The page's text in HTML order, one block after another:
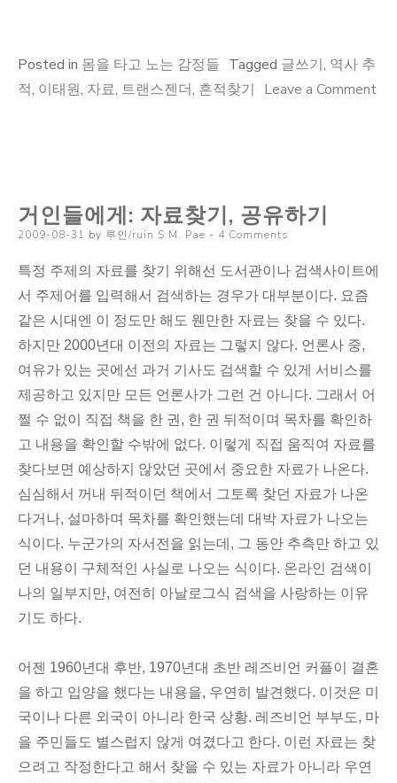
Posted in 몸을 타고 노는 감정들 Tagged 글쓰기, 역사 추
적, 이태원, 자료, 트랜스젠더, 흔적찾기 Leave a Comment
트
랜
스
젠
더:
흔
적
을
찾
는
과
정
거인들에게: 자료찾기, 공유하기
Posted
2009-08-31 by 루인/ruin S.M. Pae 4 Comments
특정 주제의 자료를 찾기 위해선 도서관이나 검색사이트에
서 주제어를 입력해서 검색하는 경우가 대부분이다. 요즘
같은 시대엔 이 정도만 해도 웬만한 자료는 찾을 수 있다.
하지만 2000년대 이전의 자료는 그렇지 않다. 언론사 중,
여유가 있는 곳에선 과거 기사도 검색할 수 있게 서비스를
제공하고 있지만 모든 언론사가 그런 건 아니다. 그래서 어
쩔 수 없이 직접 책을 한 권, 한 권 뒤적이며 목차를 확인하
고 내용을 확인할 수밖에 없다. 이렇게 직접 움직여 자료를
찾다보면 예상하지 않았던 곳에서 중요한 자료가 나온다.
심심해서 꺼내 뒤적이던 책에서 그토록 찾던 자료가 나온
다거나, 설마하며 목차를 확인했는데 대박 자료가 나오는
식이다. 누군가의 자서전을 읽는데, 그 동안 추측만 하고 있
던 내용이 구체적인 사실로 나오는 식이다. 온라인 검색이
나의 일부지만, 여전히 아날로그식 검색을 사랑하는 이유
기도 하다.
어젠 1960년대 후반, 1970년대 초반 레즈비언 커플이 결혼
을 하고 입양을 했다는 내용을, 우연히 발견했다. 이것은 미
국이나 다른 외국이 아니라 한국 상황. 레즈비언 부부도, 마
을 주민들도 별스럽지 않게 여겼다고 한다. 이런 자료는 찾
으려고 작정한다고 해서 찾을 수 있는 자료가 아니라 우연